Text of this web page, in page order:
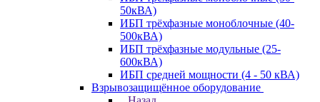
50кВА)
ИБП трёхфазные моноблочные (40-
500кВА)
ИБП трёхфазные модульные (25-
600кВА)
ИБП средней мощности (4 - 50 кВА)
Взрывозащищённое оборудование